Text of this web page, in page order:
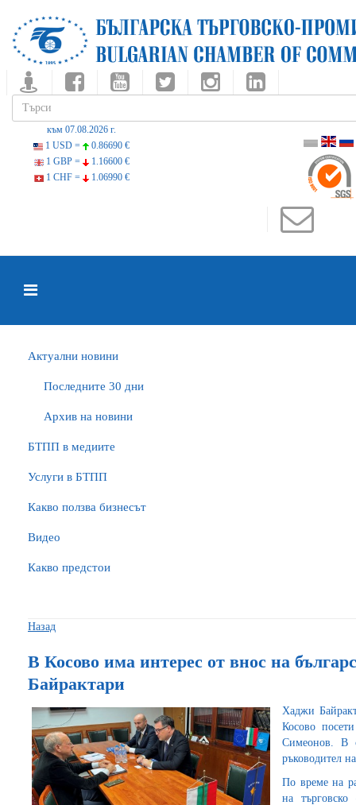
към 07.08.2026 г.
1 USD =
0.86690 €
1 GBP =
1.16600 €
1 CHF =
1.06990 €
Актуални новини
Последните 30 дни
Архив на новини
БTПП в медиите
Услуги в БТПП
Какво ползва бизнесът
Видео
Какво предстои
Назад
В Косово има интерес от внос на
Байрактари
Хаджи
Косово
Симеонов. В
ръководител
По време на
на